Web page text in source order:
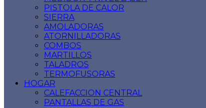
PISTOLA DE CALOR
SIERRA
AMOLADORAS
ATORNILLADORAS
COMBOS
MARTILLOS
TALADROS
TERMOFUSORAS
HOGAR
CALEFACCION CENTRAL
PANTALLAS DE GAS